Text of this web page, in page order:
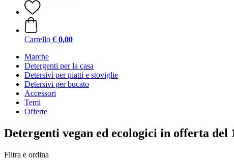
Carrello € 0,00
Marche
Detergenti per la casa
Detersivi per piatti e stoviglie
Detersivi per bucato
Accessori
Temi
Offerte
Detergenti vegan ed ecologici in offerta del
Filtra e ordina